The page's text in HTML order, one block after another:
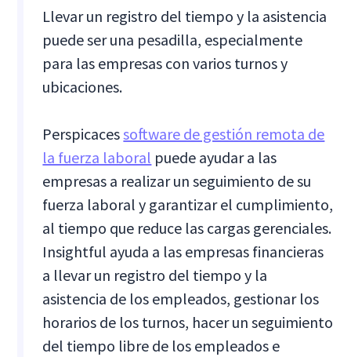
Llevar un registro del tiempo y la asistencia
puede ser una pesadilla, especialmente
para las empresas con varios turnos y
ubicaciones.
Perspicacessoftware de gestión remota de
la fuerza laboral puede ayudar a las
empresas a realizar un seguimiento de su
fuerza laboral y garantizar el cumplimiento,
al tiempo que reduce las cargas gerenciales.
Insightful ayuda a las empresas financieras
a llevar un registro del tiempo y la
asistencia de los empleados, gestionar los
horarios de los turnos, hacer un seguimiento
del tiempo libre de los empleados e